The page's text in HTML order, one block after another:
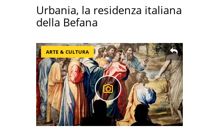
Urbania, la residenza italiana
della Befana
ARTE & CULTURA